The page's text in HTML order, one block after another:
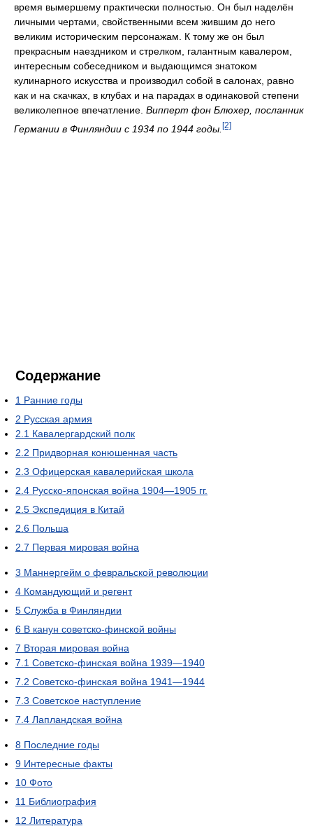
время вымершему практически полностью. Он был наделён
личными чертами, свойственными всем жившим до него
великим историческим персонажам. К тому же он был
прекрасным наездником и стрелком, галантным кавалером,
интересным собеседником и выдающимся знатоком
кулинарного искусства и производил собой в салонах, равно
как и на скачках, в клубах и на парадах в одинаковой степени
великолепное впечатление. Випперт фон Блюхер, посланник
Германии в Финляндии с 1934 по 1944 годы. [2]
Содержание
1 Ранние годы
2 Русская армия
2.1 Кавалергардский полк
2.2 Придворная конюшенная часть
2.3 Офицерская кавалерийская школа
2.4 Русско-японская война 1904—1905 гг.
2.5 Экспедиция в Китай
2.6 Польша
2.7 Первая мировая война
3 Маннергейм о февральской революции
4 Командующий и регент
5 Служба в Финляндии
6 В канун советско-финской войны
7 Вторая мировая война
7.1 Советско-финская война 1939—1940
7.2 Советско-финская война 1941—1944
7.3 Советское наступление
7.4 Лапландская война
8 Последние годы
9 Интересные факты
10 Фото
11 Библиография
12 Литература